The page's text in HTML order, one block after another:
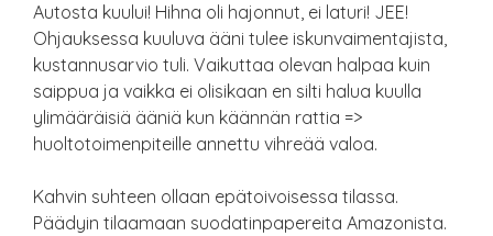
Autosta kuului! Hihna oli hajonnut, ei laturi! JEE!
Ohjauksessa kuuluva ääni tulee iskunvaimentajista,
kustannusarvio tuli. Vaikuttaa olevan halpaa kuin
saippua ja vaikka ei olisikaan en silti halua kuulla
ylimääräisiä ääniä kun käännän rattia =>
huoltotoimenpiteille annettu vihreää valoa.
Kahvin suhteen ollaan epätoivoisessa tilassa.
Päädyin tilaamaan suodatinpapereita Amazonista.